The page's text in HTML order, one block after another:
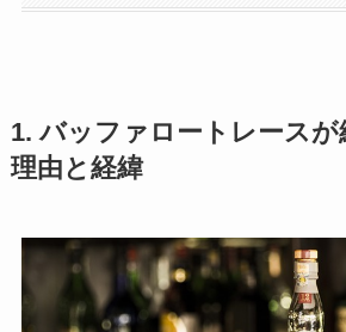
1. バッファロートレースが
理由と経緯